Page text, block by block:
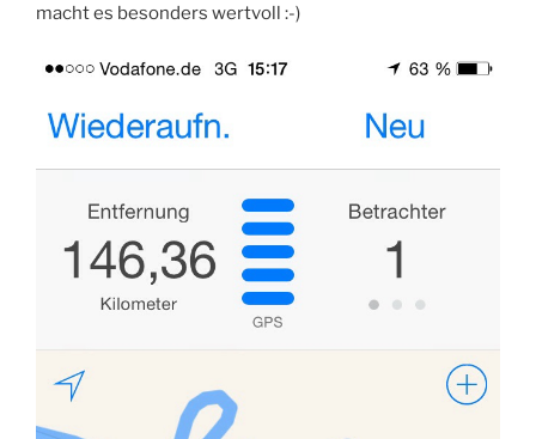
macht es besonders wertvoll :-)